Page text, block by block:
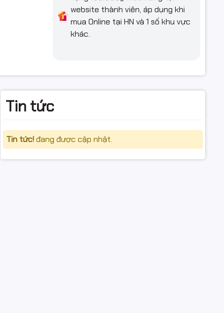
website thành viên, áp dụng khi
mua Online tại HN và 1 số khu vực
khác.
Tin tức
Tin tức!đang được cập nhật.
lem